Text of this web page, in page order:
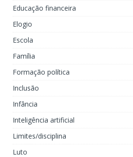
Educação financeira
Elogio
Escola
Família
Formação política
Inclusão
Infância
Inteligência artificial
Limites/disciplina
Luto